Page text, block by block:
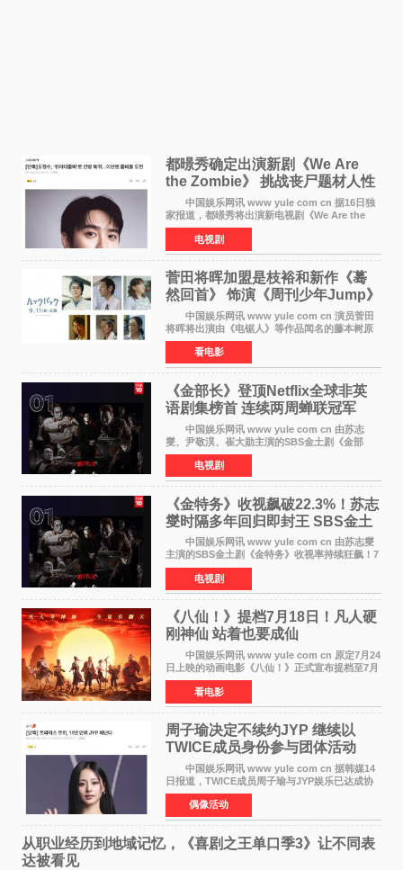
都暻秀确定出演新剧《We Are
the Zombie》 挑战丧尸题材人性
喜剧
中国娱乐网讯 www yule com cn 据16日独
家报道，都暻秀将出演新电视剧《We Are the
Zombie》，在剧中饰演主演金仁钟一角，挑战与
以往丧尸题材截然不同的人性喜剧。 新剧
《We Are t
电视剧
菅田将晖加盟是枝裕和新作《蓦
然回首》 饰演《周刊少年Jump》
编辑
中国娱乐网讯 www yule com cn 演员菅田
将晖将出演由《电锯人》等作品闻名的藤本树原
作漫画改编的电影《蓦然回首》（是枝裕和导
演）。菅田饰演的角色是初中时代两位主人公带
着完成的作品前去
看电影
《金部长》登顶Netflix全球非英
语剧集榜首 连续两周蝉联冠军
中国娱乐网讯 www yule com cn 由苏志
燮、尹敬淏、崔大勋主演的SBS金土剧《金部
长》持续席卷全球，收获海内外观众热烈反
响。 15日，据Netflix官方排行榜网站Tudum
公布的数据，SBS金土剧《
电视剧
《金特务》收视飙破22.3%！苏志
燮时隔多年回归即封王 SBS金土
剧新纪录诞生
中国娱乐网讯 www yule com cn 由苏志燮
主演的SBS金土剧《金特务》收视率持续狂飙！7
月11日播出的第6集全国平均收视率高达22 3%，
瞬间最高更冲上26 4%，不仅再度刷新自身纪
录，更稳坐同时段
电视剧
《八仙！》提档7月18日！凡人硬
刚神仙 站着也要成仙
中国娱乐网讯 www yule com cn 原定7月24
日上映的动画电影《八仙！》正式宣布提档至7月
18日。这部国风动画大片将八仙过海，各显神通
这句刻在国人DNA里的俗语玩出了新花样——影
片讲述凡人
看电影
周子瑜决定不续约JYP 继续以
TWICE成员身份参与团体活动
中国娱乐网讯 www yule com cn 据韩媒14
日报道，TWICE成员周子瑜与JYP娱乐已达成协
议，不再续签个人专属合约，但她将继续参与
TWICE的完整团体活动。 周子瑜于2015年通
过生存节目《SIXTE
偶像活动
从职业经历到地域记忆，《喜剧之王单口季3》让不同表
达被看见